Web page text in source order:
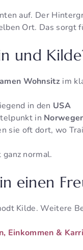
auf. Der
Ort. Das sorgt
und
Wohnsitz im
in den USA
in
sie oft dort, wo
normal.
einen
Kilde. Weitere
Einkommen &